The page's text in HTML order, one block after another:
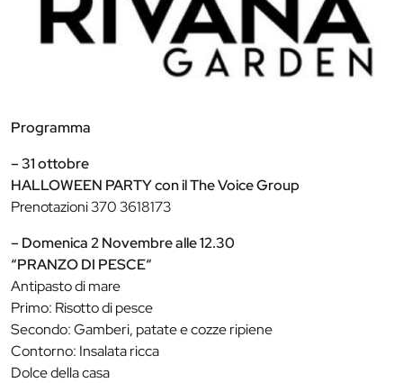
Programma
– 31 ottobre
HALLOWEEN PARTY con il The Voice Group
Prenotazioni 370 3618173
– Domenica 2 Novembre alle 12.30
“PRANZO DI PESCE“
Antipasto di mare
Primo: Risotto di pesce
Secondo: Gamberi, patate e cozze ripiene
Contorno: Insalata ricca
Dolce della casa